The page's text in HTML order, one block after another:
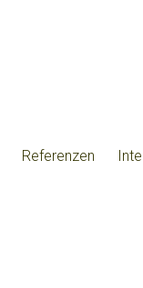
Referenzen